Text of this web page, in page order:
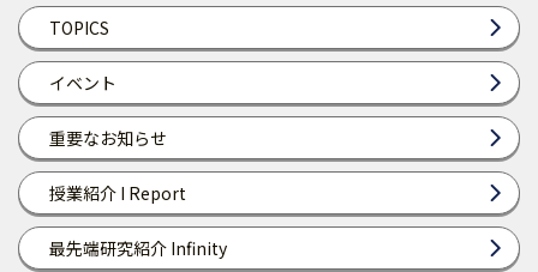
TOPICS
イベント
重要なお知らせ
授業紹介 I Report
最先端研究紹介 Infinity